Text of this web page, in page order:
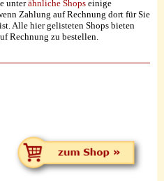
unterähnliche Shops einige
Zahlung auf Rechnung dort für Sie
Alle hier gelisteten Shops bieten
Rechnung zu bestellen.